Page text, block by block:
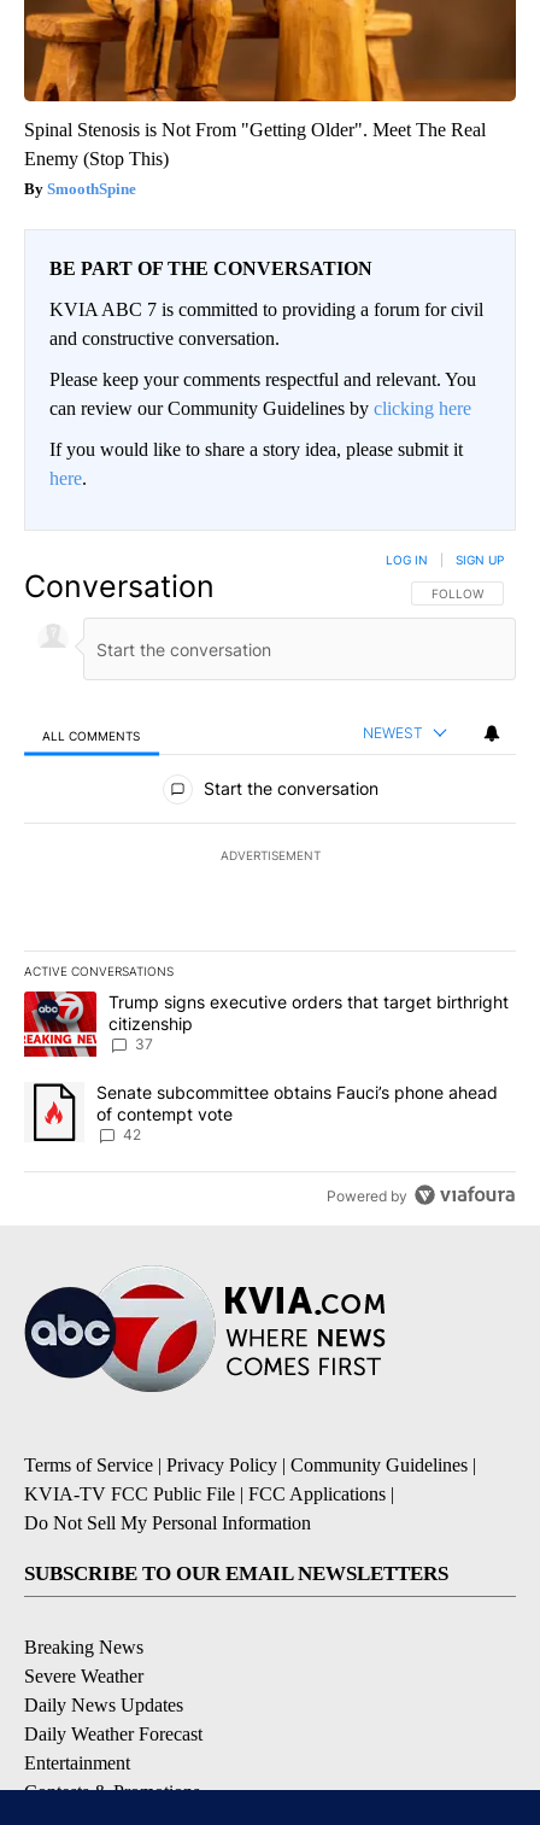
Spinal Stenosis is Not From "Getting Older". Meet The Real
Enemy (Stop This)
SmoothSpine
BE PART OF THE CONVERSATION
KVIA ABC 7 is committed to providing a forum for civil
and constructive conversation.
Please keep your comments respectful and relevant. You
can review our Community Guidelines by clicking here
If you would like to share a story idea, please submit it
here.
Conversation FOLLOW THIS
FOLLOW
LOG IN SIGN UP
ALL COMMENTS NEWEST
All Comments
Start the conversation
ADVERTISEMENT
ACTIVE CONVERSATIONS
The following is a list of the most commented articles in the last
A trending article titled "Trump signs executive orders that
Trump signs executive orders that target birthright
citizenship
37
A trending article titled "Senate subcommittee obtains Fauci’s
Senate subcommittee obtains Fauci’s phone ahead
of contempt vote
42
Powered by
Terms of Service | Privacy Policy | Community Guidelines |
KVIA-TV FCC Public File | FCC Applications |
Do Not Sell My Personal Information
SUBSCRIBE TO OUR EMAIL NEWSLETTERS
Breaking News
Severe Weather
Daily News Updates
Daily Weather Forecast
Entertainment
Contests & Promotions